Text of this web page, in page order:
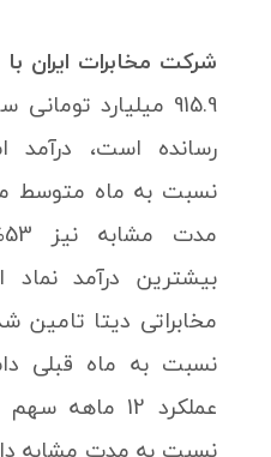
شرکت مخابرات ایران با
915.9 میلیارد
رسانده است، درآمد
بیشترین درآمد
نسبت به ماه قبلی